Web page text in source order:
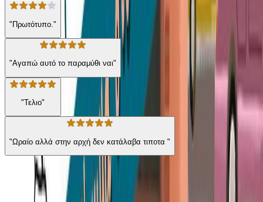
"Πρωτότυπο."
"Αγαπώ αυτό το παραμύθι ναι"
"Τελιο"
"Ωραίο αλλά στην αρχή δεν κατάλαβα τιποτα "
Από την ίδια σειρά